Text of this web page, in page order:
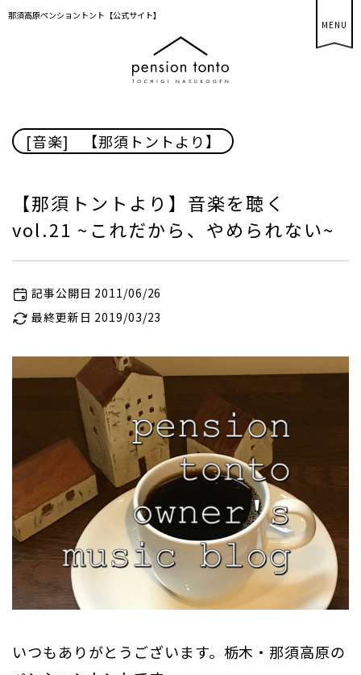
那須高原ペンショントント【公式サイト】
MENU
[音楽] 【那須トントより】
【那須トントより】音楽を聴く
vol.21 ~これだから、やめられない~
記事公開日 2011/06/26
最終更新日 2019/03/23
いつもありがとうございます。栃木・那須高原の